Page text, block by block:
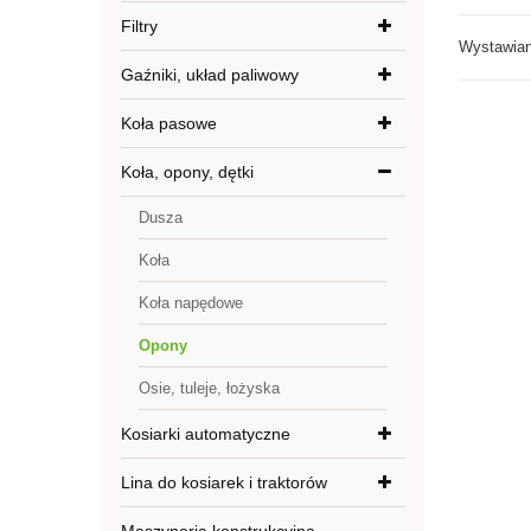
Filtry
Gaźniki, układ paliwowy
Koła pasowe
Koła, opony, dętki
Dusza
Koła
Koła napędowe
Opony
Osie, tuleje, łożyska
Kosiarki automatyczne
Lina do kosiarek i traktorów